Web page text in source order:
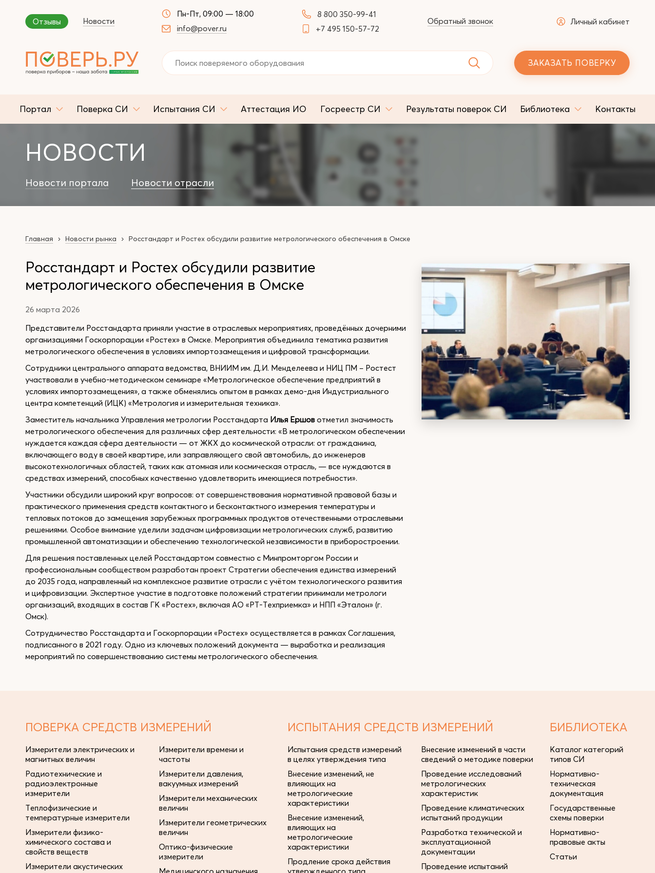
Отзывы Новости
Пн-Пт, 09:00 — 18:00
info@pover.ru
8 800 350-99-41
+7 495 150-57-72
Обратный звонок Личный кабинет
ЗАКАЗАТЬ ПОВЕРКУ
Портал Поверка СИ Испытания СИ Аттестация ИО Госреестр СИ Результаты поверок СИ Библиотека Контакты
НОВОСТИ
Новости портала Новости отрасли
Главная Новости рынка Росстандарт и Ростех обсудили развитие метрологического обеспечения в Омске
Росстандарт и Ростех обсудили развитие
метрологического обеспечения в Омске
26 марта 2026
Представители Росстандарта приняли участие в отраслевых мероприятиях, проведённых дочерними
организациями Госкорпорации «Ростех» в Омске. Мероприятия объединила тематика развития
метрологического обеспечения в условиях импортозамещения и цифровой трансформации.
Сотрудники центрального аппарата ведомства, ВНИИМ им. Д.И. Менделеева и НИЦ ПМ – Ростест
участвовали в учебно-методическом семинаре «Метрологическое обеспечение предприятий в
условиях импортозамещения», а также обменялись опытом в рамках демо-дня Индустриального
центра компетенций (ИЦК) «Метрология и измерительная техника».
Заместитель начальника Управления метрологии Росстандарта Илья Ершов отметил значимость
метрологического обеспечения для различных сфер деятельности: «В метрологическом обеспечении
нуждается каждая сфера деятельности — от ЖКХ до космической отрасли: от гражданина,
включающего воду в своей квартире, или заправляющего свой автомобиль, до инженеров
высокотехнологичных областей, таких как атомная или космическая отрасль, — все нуждаются в
средствах измерений, способных качественно удовлетворить имеющиеся потребности».
Участники обсудили широкий круг вопросов: от совершенствования нормативной правовой базы и
практического применения средств контактного и бесконтактного измерения температуры и
тепловых потоков до замещения зарубежных программных продуктов отечественными отраслевыми
решениями. Особое внимание уделили задачам цифровизации метрологических служб, развитию
промышленной автоматизации и обеспечению технологической независимости в приборостроении.
Для решения поставленных целей Росстандартом совместно с Минпромторгом России и
профессиональным сообществом разработан проект Стратегии обеспечения единства измерений
до 2035 года, направленный на комплексное развитие отрасли с учётом технологического развития
и цифровизации. Экспертное участие в подготовке положений стратегии принимали метрологи
организаций, входящих в состав ГК «Ростех», включая АО «РТ-Техприемка» и НПП «Эталон» (г.
Омск).
Сотрудничество Росстандарта и Госкорпорации «Ростех» осуществляется в рамках Соглашения,
подписанного в 2021 году. Одно из ключевых положений документа — выработка и реализация
мероприятий по совершенствованию системы метрологического обеспечения.
ПОВЕРКА СРЕДСТВ ИЗМЕРЕНИЙ
Измерители электрических и
магнитных величин
Радиотехнические и
радиоэлектронные
измерители
Теплофизические и
температурные измерители
Измерители физико-
химического состава и
свойств веществ
Измерители акустических
Измерители времени и
частоты
Измерители давления,
вакуумных измерений
Измерители механических
величин
Измерители геометрических
величин
Оптико-физические
измерители
Медицинского назначения
ИСПЫТАНИЯ СРЕДСТВ ИЗМЕРЕНИЙ
Испытания средств измерений
в целях утверждения типа
Внесение изменений, не
влияющих на
метрологические
характеристики
Внесение изменений,
влияющих на
метрологические
характеристики
Продление срока действия
утвержденного типа
Внесение изменений в части
сведений о методике поверки
Проведение исследований
метрологических
характеристик
Проведение климатических
испытаний продукции
Разработка технической и
эксплуатационной
документации
Проведение испытаний
БИБЛИОТЕКА
Каталог категорий
типов СИ
Нормативно-
техническая
документация
Государственные
схемы поверки
Нормативно-
правовые акты
Статьи